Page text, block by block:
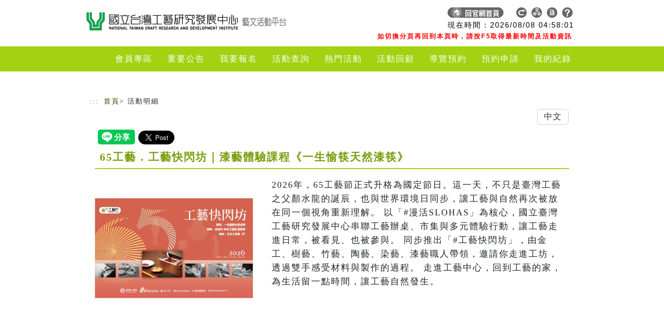
現在時間 : 2026/08/08 04:58:02
如切換分頁再回到本頁時，請按F5取得最新時間及活動資訊
會員專區 重要公告 我要報名 活動查詢 熱門活動 活動回顧 導覽預約 預約申請 我的紀錄
::: 首頁 > 活動明細
65工藝．工藝快閃坊｜漆藝體驗課程《一生愉筷天然漆筷》
2026年，65工藝節正式升格為國定節日。這一天，不只是臺灣工藝
之父顏水龍的誕辰，也與世界環境日同步，讓工藝與自然再次被放
在同一個視角重新理解。 以「#漫活SLOHAS」為核心，國立臺灣
工藝研究發展中心串聯工藝辦桌、市集與多元體驗行動，讓工藝走
進日常，被看見、也被參與。 同步推出「#工藝快閃坊」，由金
工、樹藝、竹藝、陶藝、染藝、漆藝職人帶領，邀請你走進工坊，
透過雙手感受材料與製作的過程。 走進工藝中心，回到工藝的家，
為生活留一點時間，讓工藝自然發生。